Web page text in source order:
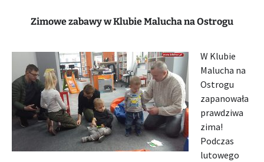
Zimowe zabawy w Klubie Malucha na Ostrogu
W Klubie
Malucha na
Ostrogu
zapanowała
prawdziwa
zima!
Podczas
lutowego